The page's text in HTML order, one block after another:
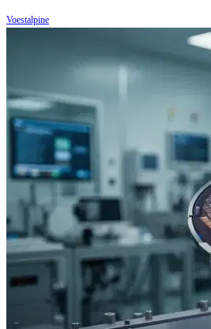
Voestalpine